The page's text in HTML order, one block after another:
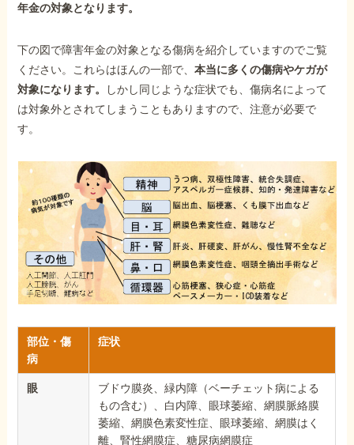
年金の対象となります。
下の図で障害年金の対象となる傷病を紹介していますのでご覧
ください。これらはほんの一部で、本当に多くの傷病やケガが
対象になります。
しかし同じような症状でも、傷病名によって
は対象外とされてしまうこともありますので、注意が必要で
す。
部位・傷
病
症状
眼
ブドウ膜炎、緑内障（ベーチェット病による
もの含む）、白内障、眼球萎縮、網膜脈絡膜
萎縮、網膜色素変性症、眼球萎縮、網膜はく
離、腎性網膜症、糖尿病網膜症